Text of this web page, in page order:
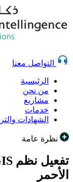
التواصل معنا
الرئيسية
من نحن
مشاريع
خدمات
الشهادات
نظرة عامة
الأحمر